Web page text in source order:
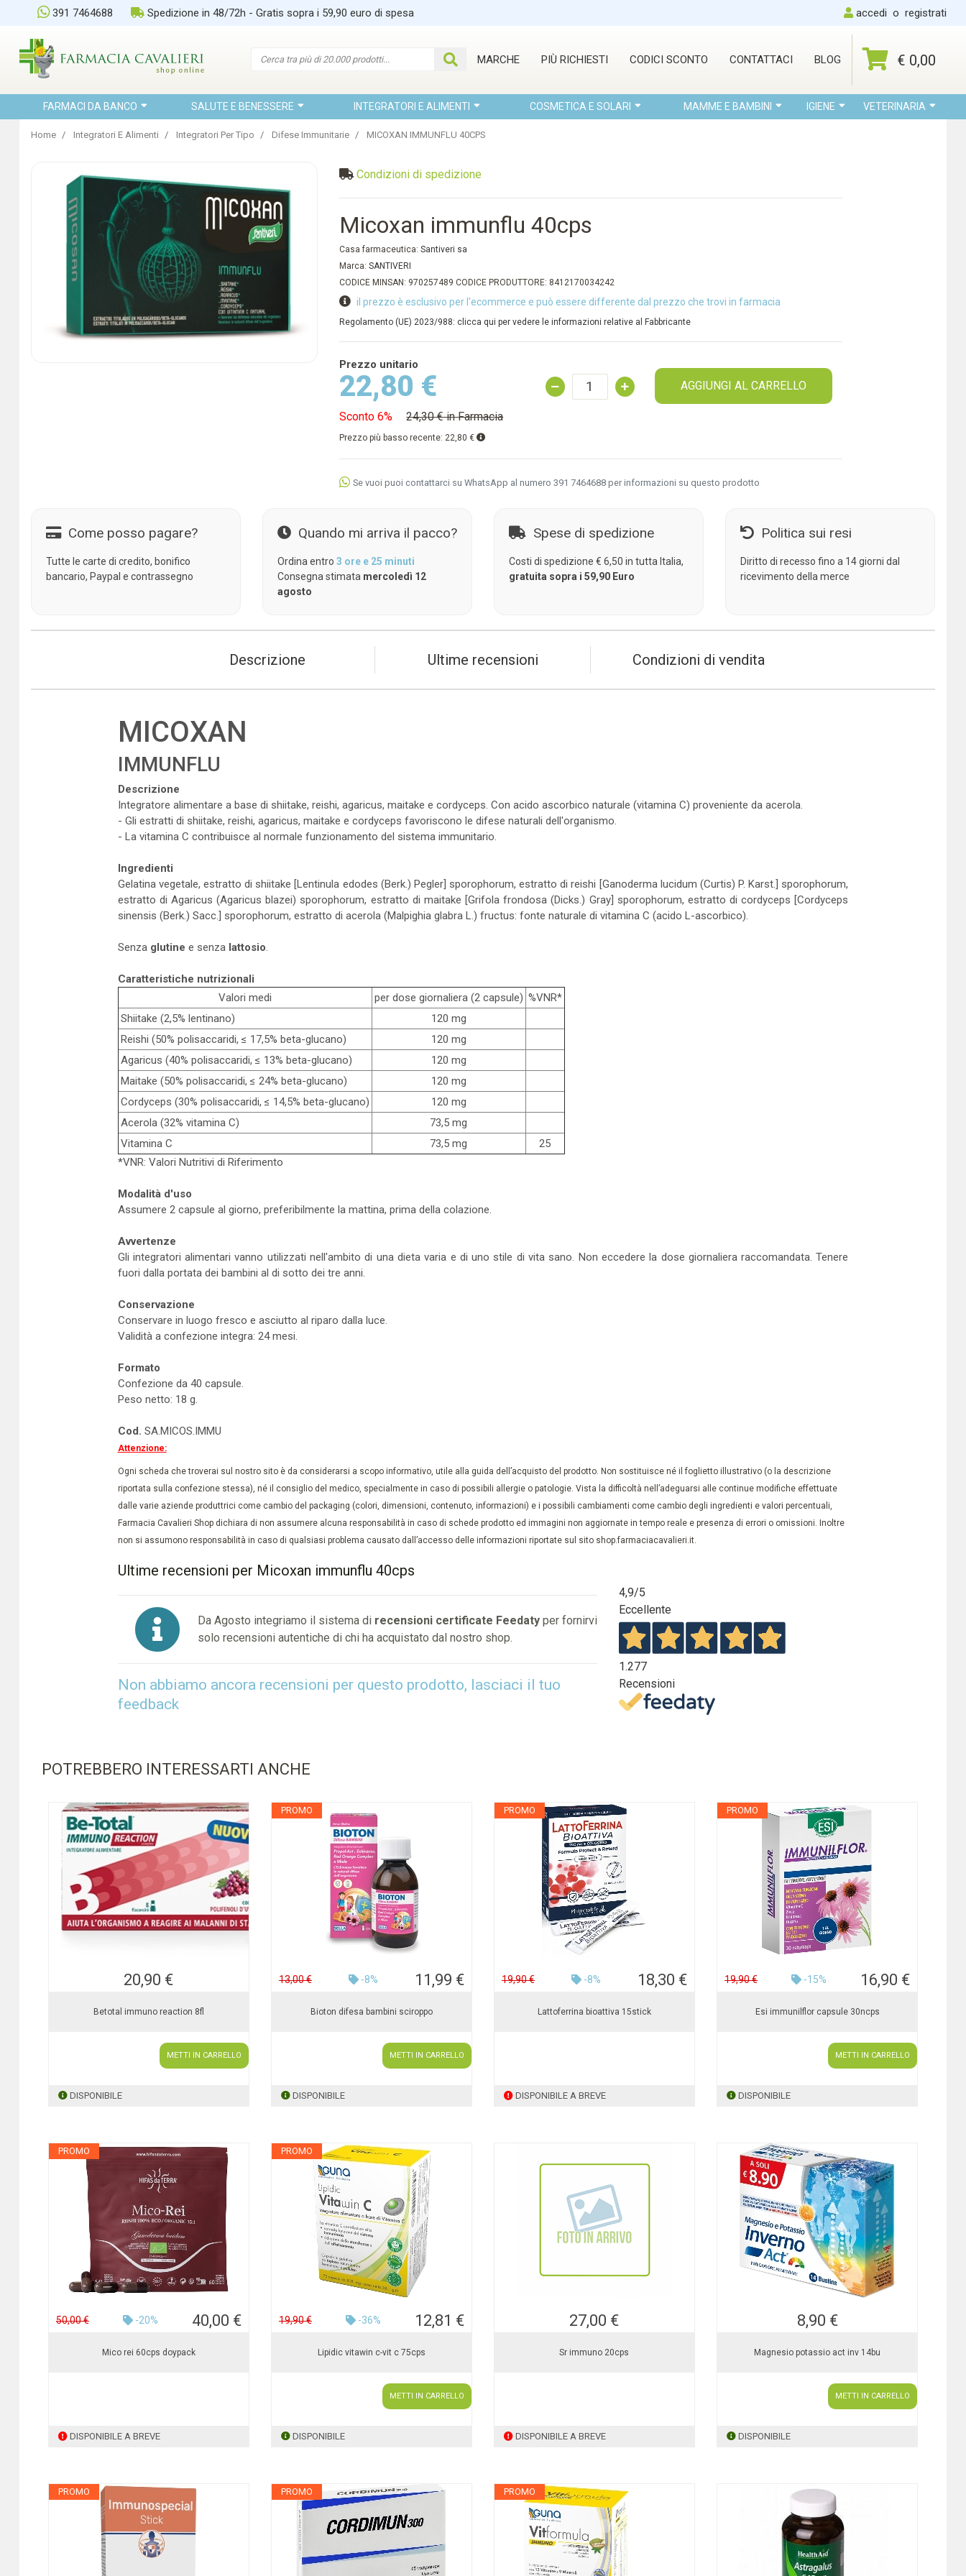
391 7464688 Spedizione in 48/72h - Gratis sopra i 59,90 euro di spesa accedi o registrati
MARCHE PIÙ RICHIESTI CODICI SCONTO CONTATTACI BLOG € 0,00
FARMACI DA BANCO SALUTE E BENESSERE INTEGRATORI E ALIMENTI COSMETICA E SOLARI MAMME E BAMBINI IGIENE VETERINARIA
Home Integratori E Alimenti Integratori Per Tipo Difese Immunitarie MICOXAN IMMUNFLU 40CPS
Condizioni di spedizione
Micoxan immunflu 40cps
Casa farmaceutica:Santiveri sa
Marca:SANTIVERI
CODICE MINSAN: 970257489 CODICE PRODUTTORE: 8412170034242
il prezzo è esclusivo per l'ecommerce e può essere differente dal prezzo che trovi in farmacia
Regolamento (UE) 2023/988: clicca qui per vedere le informazioni relative al Fabbricante
Prezzo unitario
22,80 €
Sconto 6% 24,30 € in Farmacia
Prezzo più basso recente: 22,80 €
AGGIUNGI AL CARRELLO
Se vuoi puoi contattarci su WhatsApp al numero 391 7464688 per informazioni su questo prodotto
Come posso pagare?
Tutte le carte di credito, bonifico
bancario, Paypal e contrassegno
Quando mi arriva il pacco?
Ordina entro 3 ore e 25 minuti
Consegna stimata mercoledì 12
agosto
Spese di spedizione
Costi di spedizione € 6,50 in tutta Italia,
gratuita sopra i 59,90 Euro
Politica sui resi
Diritto di recesso fino a 14 giorni dal
ricevimento della merce
Descrizione Ultime recensioni Condizioni di vendita
MICOXAN
IMMUNFLU
Descrizione
Integratore alimentare a base di shiitake, reishi, agaricus, maitake e cordyceps. Con acido ascorbico naturale (vitamina C) proveniente da acerola.
- Gli estratti di shiitake, reishi, agaricus, maitake e cordyceps favoriscono le difese naturali dell'organismo.
- La vitamina C contribuisce al normale funzionamento del sistema immunitario.
Ingredienti
Gelatina vegetale, estratto di shiitake [Lentinula edodes (Berk.) Pegler] sporophorum, estratto di reishi [Ganoderma lucidum (Curtis) P. Karst.] sporophorum,
estratto di Agaricus (Agaricus blazei) sporophorum, estratto di maitake [Grifola frondosa (Dicks.) Gray] sporophorum, estratto di cordyceps [Cordyceps
sinensis (Berk.) Sacc.] sporophorum, estratto di acerola (Malpighia glabra L.) fructus: fonte naturale di vitamina C (acido L-ascorbico).
Senza glutine e senza lattosio.
Caratteristiche nutrizionali
Valori medi
per dose giornaliera (2 capsule) %VNR*
Shiitake (2,5% lentinano)
120 mg
Reishi (50% polisaccaridi, ≤ 17,5% beta-glucano)
120 mg
Agaricus (40% polisaccaridi, ≤ 13% beta-glucano)
120 mg
Maitake (50% polisaccaridi, ≤ 24% beta-glucano)
120 mg
Cordyceps (30% polisaccaridi, ≤ 14,5% beta-glucano)
120 mg
Acerola (32% vitamina C)
73,5 mg
Vitamina C
73,5 mg
25
*VNR: Valori Nutritivi di Riferimento
Modalità d'uso
Assumere 2 capsule al giorno, preferibilmente la mattina, prima della colazione.
Avvertenze
Gli integratori alimentari vanno utilizzati nell'ambito di una dieta varia e di uno stile di vita sano. Non eccedere la dose giornaliera raccomandata. Tenere
fuori dalla portata dei bambini al di sotto dei tre anni.
Conservazione
Conservare in luogo fresco e asciutto al riparo dalla luce.
Validità a confezione integra: 24 mesi.
Formato
Confezione da 40 capsule.
Peso netto: 18 g.
Cod. SA.MICOS.IMMU
Attenzione:
Ogni scheda che troverai sul nostro sito è da considerarsi a scopo informativo, utile alla guida dell’acquisto del prodotto. Non sostituisce né il foglietto illustrativo (o la descrizione
riportata sulla confezione stessa), né il consiglio del medico, specialmente in caso di possibili allergie o patologie. Vista la difficoltà nell’adeguarsi alle continue modifiche effettuate
dalle varie aziende produttrici come cambio del packaging (colori, dimensioni, contenuto, informazioni) e i possibili cambiamenti come cambio degli ingredienti e valori percentuali,
Farmacia Cavalieri Shop dichiara di non assumere alcuna responsabilità in caso di schede prodotto ed immagini non aggiornate in tempo reale e presenza di errori o omissioni. Inoltre
non si assumono responsabilità in caso di qualsiasi problema causato dall’accesso delle informazioni riportate sul sito shop.farmaciacavalieri.it.
Ultime recensioni per Micoxan immunflu 40cps
Da Agosto integriamo il sistema di recensioni certificate Feedatyper fornirvi
solo recensioni autentiche di chi ha acquistato dal nostro shop.
Non abbiamo ancora recensioni per questo prodotto, lasciaci il tuo
feedback
4,9/5
Eccellente
1.277
Recensioni
POTREBBERO INTERESSARTI ANCHE
20,90 €
Betotal immuno reaction 8fl
METTI IN CARRELLO
DISPONIBILE
PROMO
13,00 € -8% 11,99 €
Bioton difesa bambini sciroppo
METTI IN CARRELLO
DISPONIBILE
PROMO
19,90 € -8% 18,30 €
Lattoferrina bioattiva 15stick
DISPONIBILE A BREVE
PROMO
19,90 € -15% 16,90 €
Esi immunilflor capsule 30ncps
METTI IN CARRELLO
DISPONIBILE
PROMO
50,00 € -20% 40,00 €
Mico rei 60cps doypack
DISPONIBILE A BREVE
PROMO
19,90 € -36% 12,81 €
Lipidic vitawin c-vit c 75cps
METTI IN CARRELLO
DISPONIBILE
27,00 €
Sr immuno 20cps
DISPONIBILE A BREVE
8,90 €
Magnesio potassio act inv 14bu
METTI IN CARRELLO
DISPONIBILE
PROMO PROMO PROMO